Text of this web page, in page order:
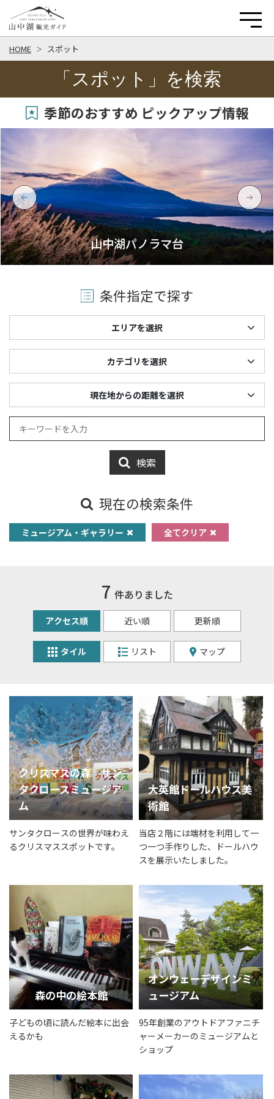
HOME スポット
「スポット」を検索
季節のおすすめ ピックアップ情報
山中湖パノラマ台
条件指定で探す
エリアを選択
カテゴリを選択
現在地からの距離を選択
検索
現在の検索条件
ミュージアム・ギャラリー 全てクリア
7 件ありました
アクセス順 近い順 更新順
タイル リスト マップ
クリスマスの森 サン
タクロースミュージア
ム
サンタクロースの世界が味わえ
るクリスマススポットです。
大英館ドールハウス美
術館
当店２階には端材を利用して一
つ一つ手作りした、ドールハウ
スを展示いたしました。
森の中の絵本館
子どもの頃に読んだ絵本に出会
えるかも
オンウェーデザインミ
ュージアム
95年創業のアウトドアファニチ
ャーメーカーのミュージアムと
ショップ